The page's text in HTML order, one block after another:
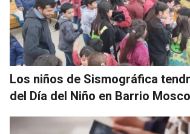
Los niños de Sismográfica
del Día del Niño en Barrio